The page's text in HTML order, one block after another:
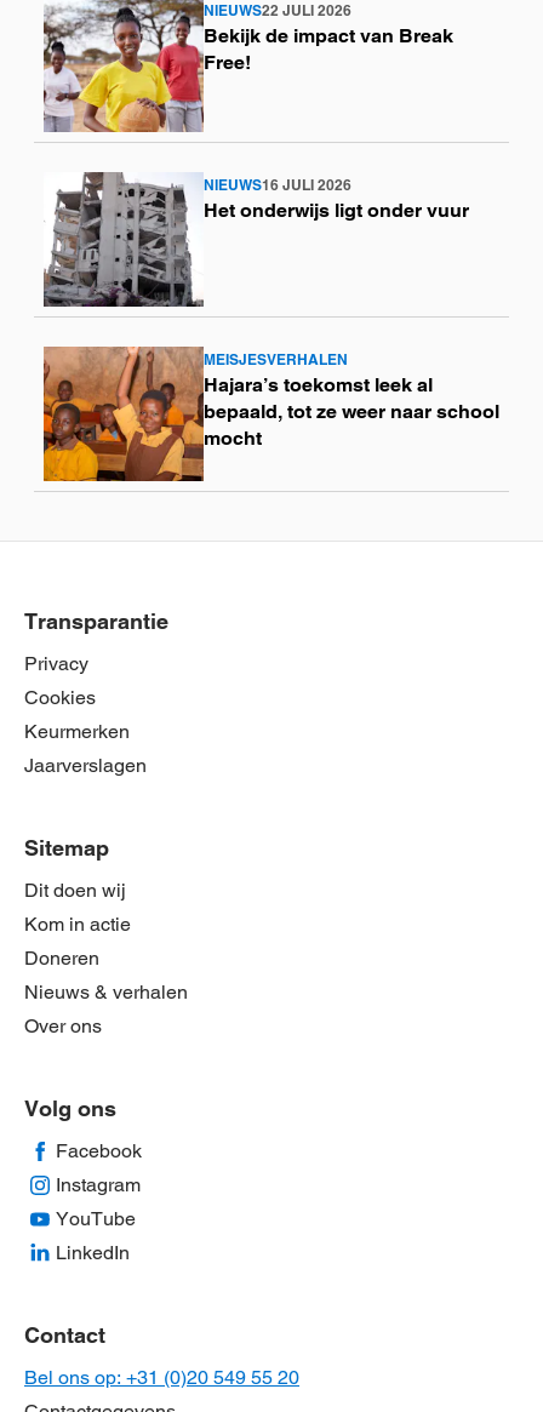
NIEUWS22 JULI 2026
Bekijk de impact van Break
Free!
Lees
meer
NIEUWS16 JULI 2026
Het onderwijs ligt onder vuur
Lees
meer
MEISJESVERHALEN
Hajara’s toekomst leek al
bepaald, tot ze weer naar school
mocht
Lees
meer
Transparantie
Privacy
Cookies
Keurmerken
Jaarverslagen
Sitemap
Dit doen wij
Kom in actie
Doneren
Nieuws & verhalen
Over ons
Volg ons
Facebook
Instagram
YouTube
LinkedIn
Contact
Bel ons op: +31 (0)20 549 55 20